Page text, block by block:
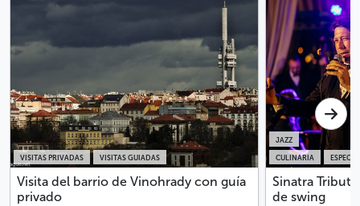
VISITAS PRIVADAS VISITAS GUIADAS
Visita del barrio de Vinohrady con guía
privado
CULINARIA
JAZZ
Sinatra
de swing